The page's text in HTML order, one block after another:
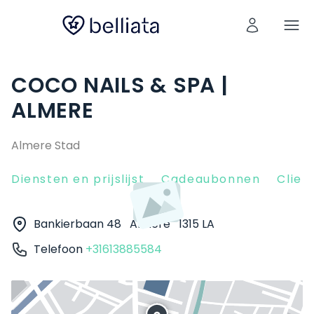
COCO NAILS & SPA |
ALMERE
Almere Stad
Diensten en prijslijst Cadeaubonnen
Bankierbaan 48 Almere 1315 LA
Telefoon +31613885584